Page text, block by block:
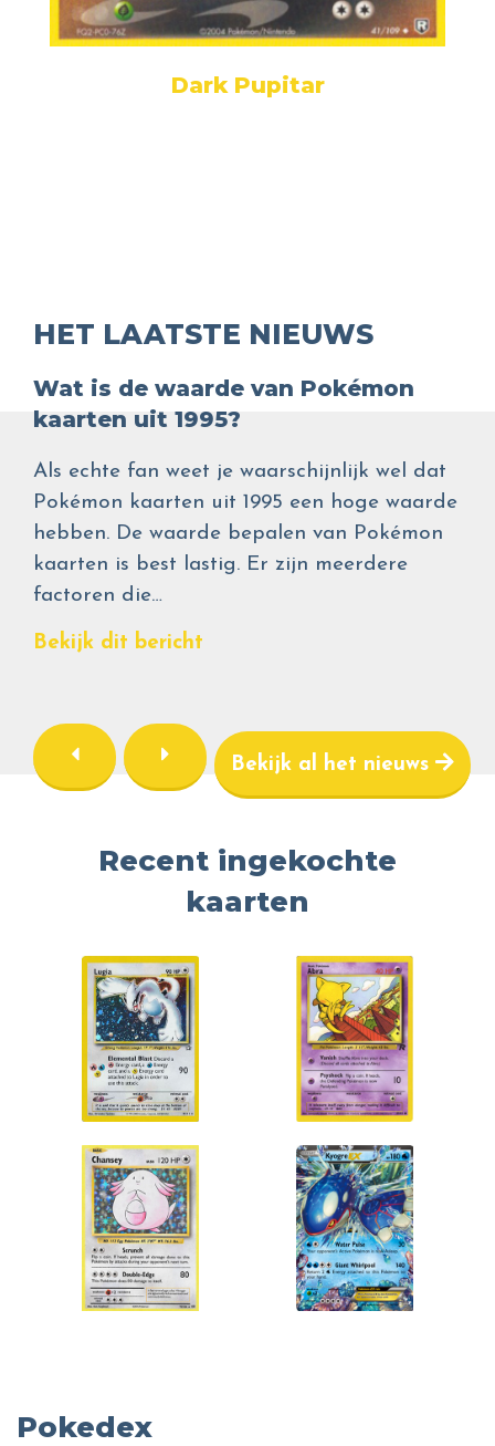
Dark Pupitar
HET LAATSTE NIEUWS
Wat is de waarde van Pokémon
kaarten uit 1995?
Als echte fan weet je waarschijnlijk wel dat
Pokémon kaarten uit 1995 een hoge waarde
hebben. De waarde bepalen van Pokémon
kaarten is best lastig. Er zijn meerdere
factoren die…
Bekijk dit bericht
Bekijk al het nieuws
Recent ingekochte
kaarten
Pokedex